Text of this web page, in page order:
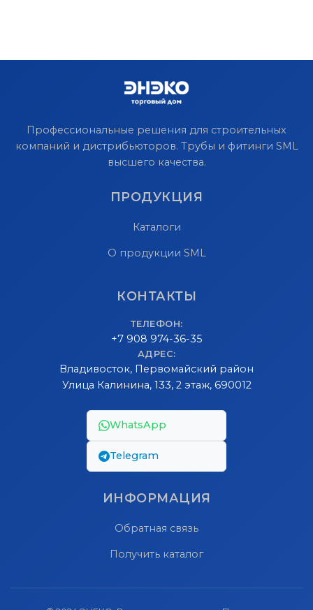
Профессиональные решения для строительных
компаний и дистрибьюторов. Трубы и фитинги SML
высшего качества.
ПРОДУКЦИЯ
Каталоги
О продукции SML
КОНТАКТЫ
ТЕЛЕФОН:
+7 908 974-36-35
АДРЕС:
Владивосток, Первомайский район
Улица Калинина, 133, 2 этаж, 690012
WhatsApp
Telegram
ИНФОРМАЦИЯ
Обратная связь
Получить каталог